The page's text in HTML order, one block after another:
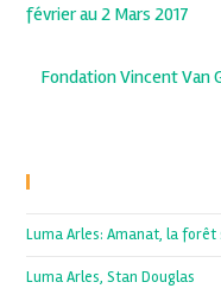
février au 2 Mars 2017
Fondation Vincent Van
Luma Arles: Amanat, la
Luma Arles, Stan Douglas